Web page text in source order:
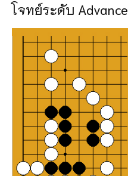
โจทย์ระดับ Advance